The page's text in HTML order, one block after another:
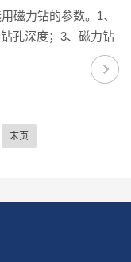
进行切...
磁力钻的参数。1、
孔深度；3、磁力钻
需要攻牙、铰孔、倒
末页